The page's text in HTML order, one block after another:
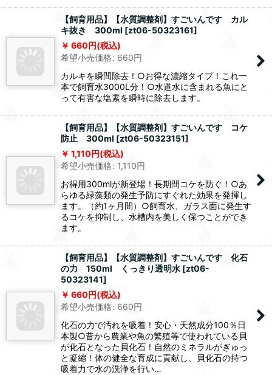
【飼育用品】【水質調整剤】すごいんです カル
キ抜き 300ml [zt06-50323161
660
円
(税込)
希望小売価格: 660円
カルキを瞬間除去！○お得な濃縮タイプ！これ一
って有害な塩素を瞬時に除去します。
【飼育用品】【水質調整剤】すごいんです コケ
防止 300ml [zt06-50323151
1,110円(税込)
希望小売価格: 1,110円
お得用300mlが新登場！長期間コケを防ぐ！○あ
らゆる緑藻類の発生予防にすぐれた効果を発揮し
るコケを抑制し、水槽内を美しく保つことができ
ます。
【飼育用品】【水質調整剤】すごいんです 化石
の力 150ml くっきり透明水
50323141]
660円(税込)
希望小売価格: 660円
化石の力で汚れを吸着！安心・天然成分100％日
本製○昔から農業や魚の繁殖等で使われている貝